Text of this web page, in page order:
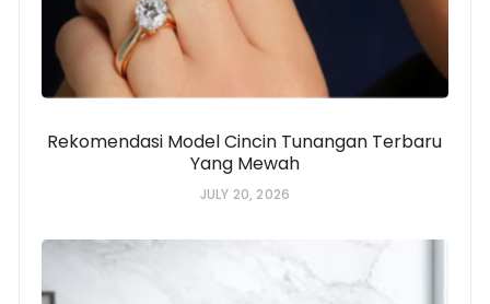
Rekomendasi Model Cincin Tunangan Terbaru
Yang Mewah
JULY 20, 2026